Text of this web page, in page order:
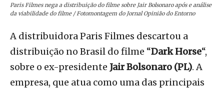
Paris Filmes nega a distribuição do filme sobre Jair Bolsonaro após e análise
da viabilidade do filme / Fotomontagem do Jornal Opinião do Entorno
A distribuidora Paris Filmes descartou a
distribuição no Brasil do filme “Dark Horse“,
sobre o ex-presidente Jair Bolsonaro (PL). A
empresa, que atua como uma das principais